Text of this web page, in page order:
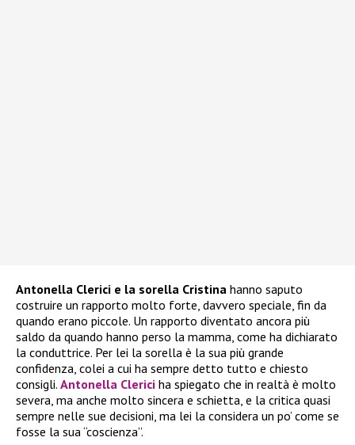
Antonella Clerici e la sorella Cristina hanno saputo
costruire un rapporto molto forte, davvero speciale, fin da
quando erano piccole. Un rapporto diventato ancora più
saldo da quando hanno perso la mamma, come ha dichiarato
la conduttrice. Per lei la sorella è la sua più grande
confidenza, colei a cui ha sempre detto tutto e chiesto
consigli. Antonella Clerici ha spiegato che in realtà è molto
severa, ma anche molto sincera e schietta, e la critica quasi
sempre nelle sue decisioni, ma lei la considera un po’ come se
fosse la sua “coscienza”.